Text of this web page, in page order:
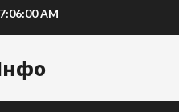
7:06:01 AM